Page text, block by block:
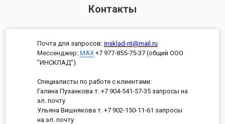
Контакты
Почта для запросов: insklad-nt@mail.ru
Мессенджер: MAX +7 977-855-75-37 (общий ООО
"ИНСКЛАД")
Специалисты по работе с клиентами:
Галина Пузанкова т. +7 904-541-57-35 запросы на
эл. почту
Ульяна Вишнякова т. +7 902-150-11-61 запросы
на эл. почту